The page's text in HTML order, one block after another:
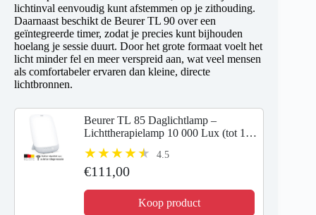
lichtinval eenvoudig kunt afstemmen op je zithouding.
Daarnaast beschikt de Beurer TL 90 over een
geïntegreerde timer, zodat je precies kunt bijhouden
hoelang je sessie duurt. Door het grote formaat voelt het
licht minder fel en meer verspreid aan, wat veel mensen
als comfortabeler ervaren dan kleine, directe
lichtbronnen.
Beurer TL 85 Daglichtlamp –
Lichttherapielamp 10 000 Lux (tot 14
000 Lux op 20 cm) – Medisch
Gecertificeerd – Groot
Verlichtingsoppervlak 37 × 30 cm –...
4.5
€111,00
Koop product